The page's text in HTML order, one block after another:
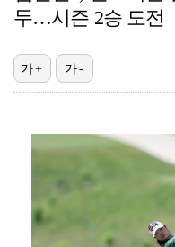
두…시즌 2승 도전
가+ 가-